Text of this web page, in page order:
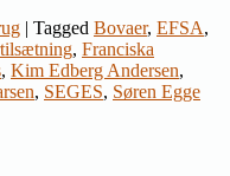
| Tagged Bovaer, EFSA,
, Franciska
, Kim Edberg Andersen,
, SEGES, Søren Egge